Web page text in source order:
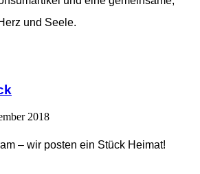
und Seele.
2018
– wir posten ein Stück Heimat!